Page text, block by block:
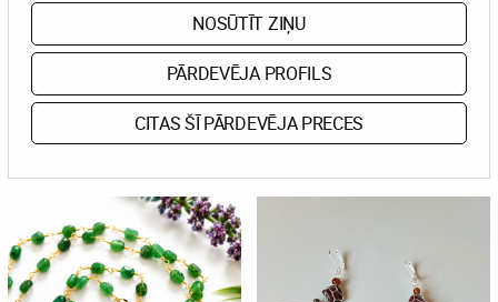
NOSŪTĪT ZIŅU
PĀRDEVĒJA PROFILS
CITAS ŠĪ PĀRDEVĒJA PRECES